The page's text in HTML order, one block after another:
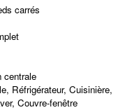
carrés
centrale
Réfrigérateur, Cuisinière,
Couvre-fenêtre